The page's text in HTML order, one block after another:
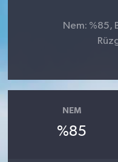
Nem: %85,
NEM
%85